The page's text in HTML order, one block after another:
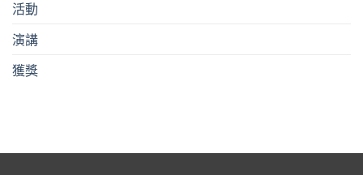
活動
演講
獲獎